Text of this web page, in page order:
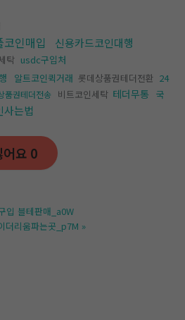
코인매입 신용카드코인대행
탁 usdc구입처
알트코인퀵거래 롯데상품권테더전환 24
품권테더전송 비트코인세탁 테더무통 국
사는법
어요 0
입 블테판매_a0W
더리움파는곳_p7M »